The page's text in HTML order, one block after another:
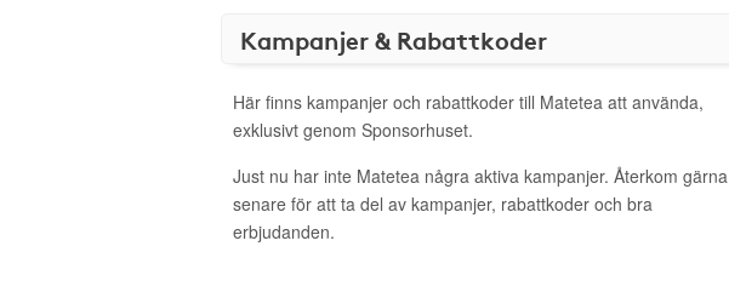
Kampanjer & Rabattkoder
Här finns kampanjer och rabattkoder till Matetea att använda,
exklusivt genom Sponsorhuset.
Just nu har inte Matetea några aktiva kampanjer. Återkom gärna
senare för att ta del av kampanjer, rabattkoder och bra
erbjudanden.